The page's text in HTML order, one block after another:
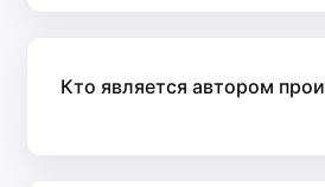
Кто является автором